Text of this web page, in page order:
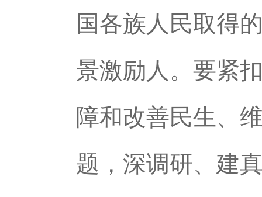
国各族人民取得
景激励人。要紧
障和改善民生、
题，深调研、建